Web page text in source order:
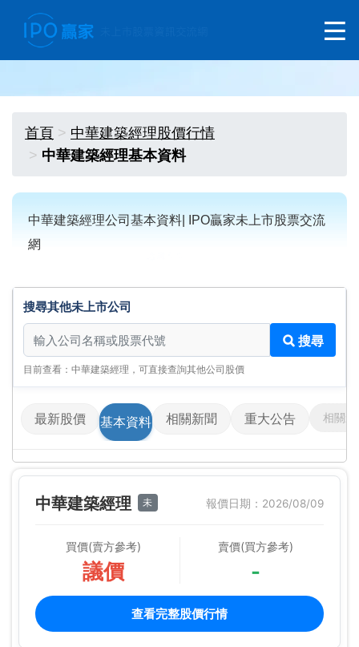
首頁
中華建築經理股價行情
中華建築經理基本資料
中華建築經理公司基本資料| IPO贏家未上市股票交流
網
搜尋其他未上市公司
搜尋其他未上市公司
搜尋
目前查看：中華建築經理，可直接查詢其他公司股價
最新股價 基本資料 相關新聞 重大公告 相關影
中華建築經理 未 報價日期：2026/08/09
買價(賣方參考)
議價
賣價(買方參考)
-
查看完整股價行情